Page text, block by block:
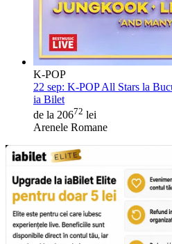
K-POP
22 sep: K-POP All Stars la
ia Bilet
de la 20672 lei
Arenele Romane